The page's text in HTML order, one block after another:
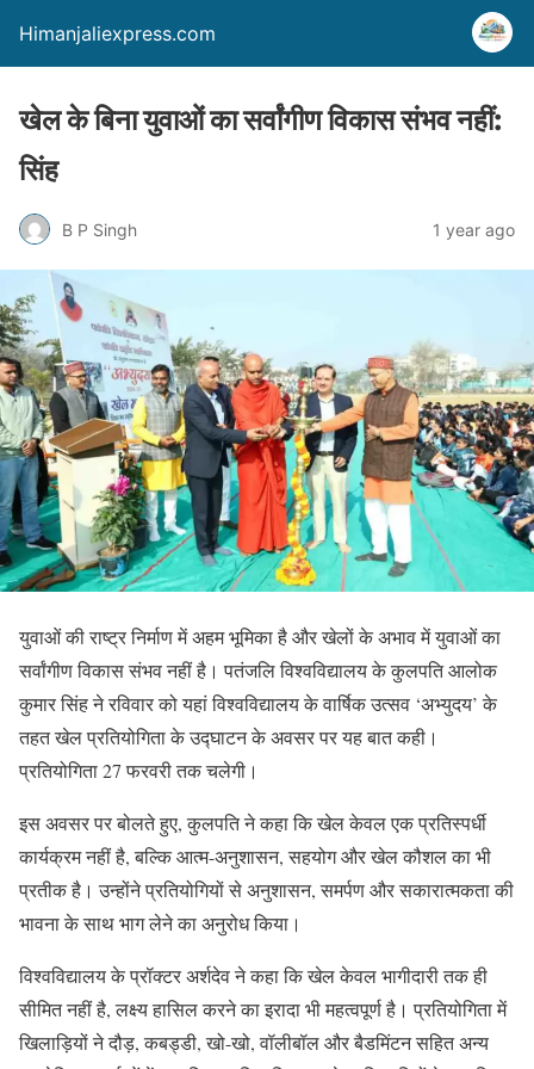
Himanjaliexpress.com
खेल के बिना युवाओं का सर्वांगीण विकास संभव नहीं:
सिंह
B P Singh 1 year ago
युवाओं की राष्ट्र निर्माण में अहम भूमिका है और खेलों के अभाव में युवाओं का
सर्वांगीण विकास संभव नहीं है। पतंजलि विश्वविद्यालय के कुलपति आलोक
कुमार सिंह ने रविवार को यहां विश्वविद्यालय के वार्षिक उत्सव ‘अभ्युदय’ के
तहत खेल प्रतियोगिता के उद्घाटन के अवसर पर यह बात कही।
प्रतियोगिता 27 फरवरी तक चलेगी।
इस अवसर पर बोलते हुए, कुलपति ने कहा कि खेल केवल एक प्रतिस्पर्धी
कार्यक्रम नहीं है, बल्कि आत्म-अनुशासन, सहयोग और खेल कौशल का भी
प्रतीक है। उन्होंने प्रतियोगियों से अनुशासन, समर्पण और सकारात्मकता की
भावना के साथ भाग लेने का अनुरोध किया।
विश्वविद्यालय के प्रॉक्टर अर्शदेव ने कहा कि खेल केवल भागीदारी तक ही
सीमित नहीं है, लक्ष्य हासिल करने का इरादा भी महत्वपूर्ण है। प्रतियोगिता में
खिलाड़ियों ने दौड़, कबड्डी, खो-खो, वॉलीबॉल और बैडमिंटन सहित अन्य